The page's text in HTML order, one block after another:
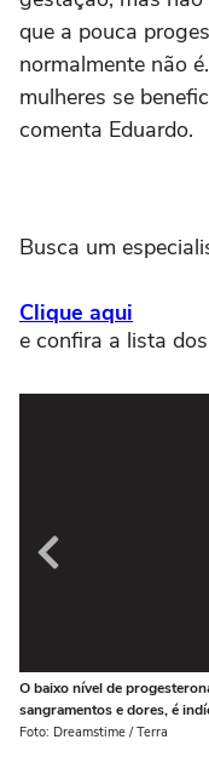
que a pouca
normalmente não
mulheres se
comenta Eduardo.
Busca um
Clique aqui
e confira a lista
O baixo nível de
sangramentos e dores, é
Foto: Dreamstime / Terra